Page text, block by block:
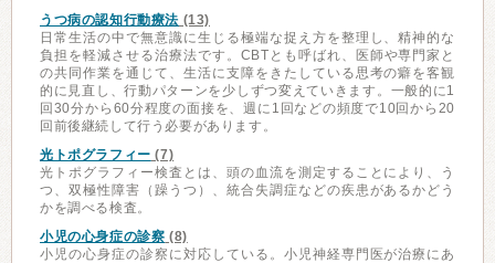
うつ病の認知行動療法 (13)
日常生活の中で無意識に生じる極端な捉え方を整理し、精神的な
負担を軽減させる治療法です。CBTとも呼ばれ、医師や専門家と
の共同作業を通じて、生活に支障をきたしている思考の癖を客観
的に見直し、行動パターンを少しずつ変えていきます。一般的に1
回30分から60分程度の面接を、週に1回などの頻度で10回から20
回前後継続して行う必要があります。
光トポグラフィー (7)
光トポグラフィー検査とは、頭の血流を測定することにより、う
つ、双極性障害（躁うつ）、統合失調症などの疾患があるかどう
かを調べる検査。
小児の心身症の診察 (8)
小児の心身症の診察に対応している。小児神経専門医が治療にあ